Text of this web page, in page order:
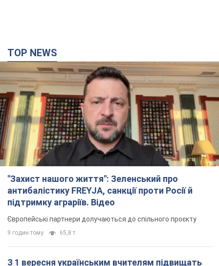
"Захист нашого життя": Зеленський про
антибалістику FREYJA, санкції проти Росії й
підтримку аграріїв. Відео
Європейські партнери долучаються до спільного проєкту
9 годин тому 65,8 т.
З 1 вересня українським вчителям підвищать
зарплати: Корецький розкрив деталі
Одночасно з підвищенням зарплат педагогам уряд
"Нам теж вони потрібні": Трамп відповів на
прохання Зеленського щодо передачі Україні
ракет для Patriot